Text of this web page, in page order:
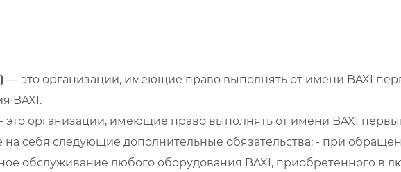
— это организации, имеющие право выполнять от имени BAXI
BAXI.
это организации, имеющие право выполнять от имени BAXI
себя следующие дополнительные обязательства: - при
обслуживание любого оборудования BAXI, приобретенного в